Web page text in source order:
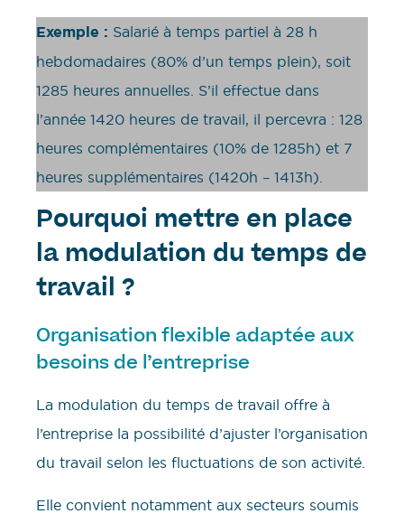
Exemple : Salarié à temps partiel à 28 h
hebdomadaires (80% d’un temps plein), soit
1285 heures annuelles. S’il effectue dans
l’année 1420 heures de travail, il percevra : 128
heures complémentaires (10% de 1285h) et 7
heures supplémentaires (1420h – 1413h).
Pourquoi mettre en place
la modulation du temps de
travail ?
Organisation flexible adaptée aux
besoins de l’entreprise
La modulation du temps de travail offre à
l’entreprise la possibilité d’ajuster l’organisation
du travail selon les fluctuations de son activité.
Elle convient notamment aux secteurs soumis